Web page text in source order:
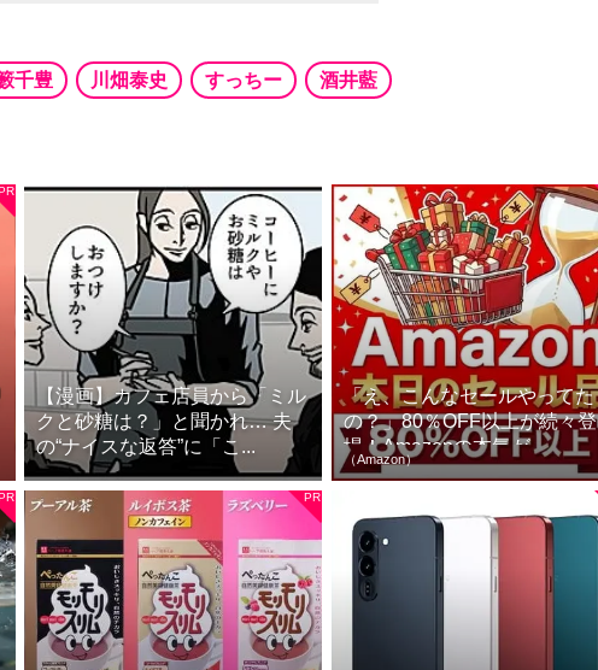
千豊 川畑泰史 すっちー 酒井藍
【漫画】カフェ店員から「ミル
クと砂糖は？」と聞かれ… 夫
の“ナイスな返答”に「こ...
「え、こんなセールやってた
の？」80％OFF以上が続々登
場！Amazonの本気が...
（Amazon）